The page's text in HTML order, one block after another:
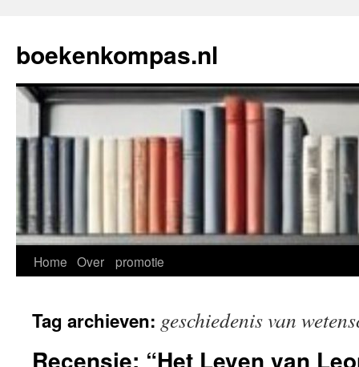
de
inhoud
boekenkompas.nl
Home Over promotie
Tag archieven: geschiedenis van
Recensie: “Het Leven van